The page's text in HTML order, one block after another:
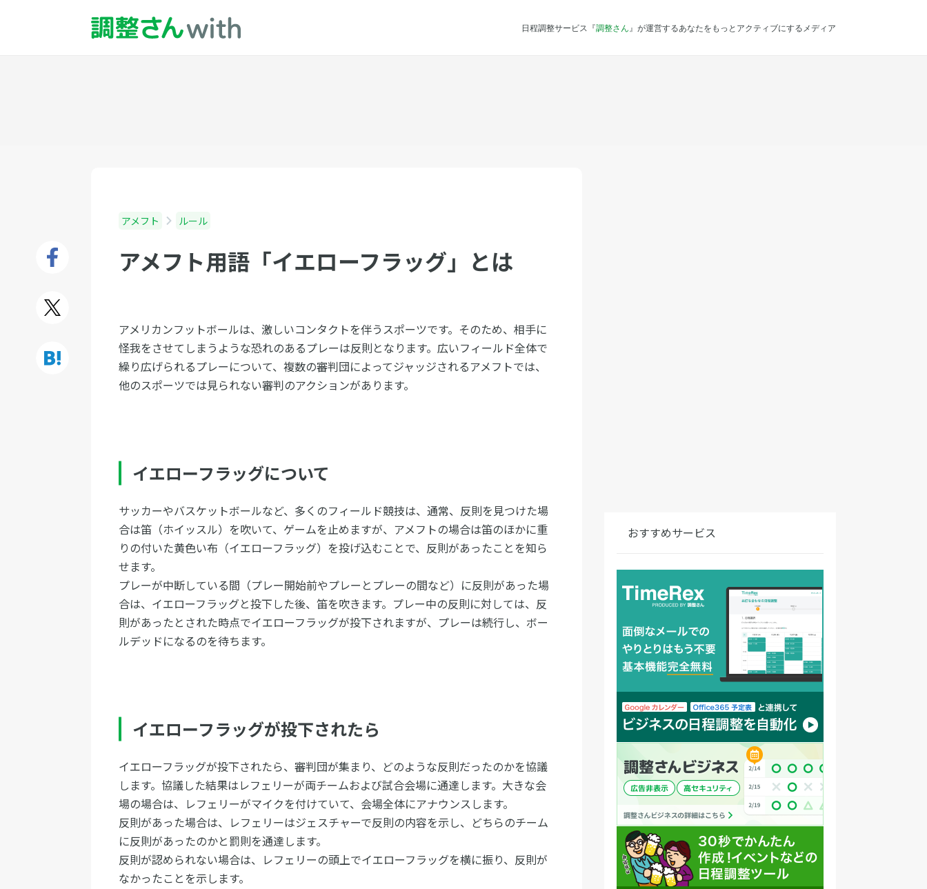
日程調整サービス『調整さん 』が運営するあなたをもっとアクティブにするメディア
アメフト ルール
アメフト用語「イエローフラッグ」とは
アメリカンフットボールは、激しいコンタクトを伴うスポーツです。そのため、相手に
怪我をさせてしまうような恐れのあるプレーは反則となります。広いフィールド全体で
繰り広げられるプレーについて、複数の審判団によってジャッジされるアメフトでは、
他のスポーツでは見られない審判のアクションがあります。
イエローフラッグについて
サッカーやバスケットボールなど、多くのフィールド競技は、通常、反則を見つけた場
合は笛（ホイッスル）を吹いて、ゲームを止めますが、アメフトの場合は笛のほかに重
りの付いた黄色い布（イエローフラッグ）を投げ込むことで、反則があったことを知ら
せます。
プレーが中断している間（プレー開始前やプレーとプレーの間など）に反則があった場
合は、イエローフラッグと投下した後、笛を吹きます。プレー中の反則に対しては、反
則があったとされた時点でイエローフラッグが投下されますが、プレーは続行し、ボー
ルデッドになるのを待ちます。
イエローフラッグが投下されたら
イエローフラッグが投下されたら、審判団が集まり、どのような反則だったのかを協議
します。協議した結果はレフェリーが両チームおよび試合会場に通達します。大きな会
場の場合は、レフェリーがマイクを付けていて、会場全体にアナウンスします。
反則があった場合は、レフェリーはジェスチャーで反則の内容を示し、どちらのチーム
に反則があったのかと罰則を通達します。
反則が認められない場合は、レフェリーの頭上でイエローフラッグを横に振り、反則が
なかったことを示します。
おすすめサービス